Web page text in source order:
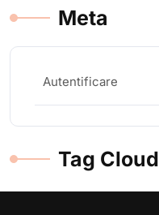
Meta
Autentificare
Tag Cloud